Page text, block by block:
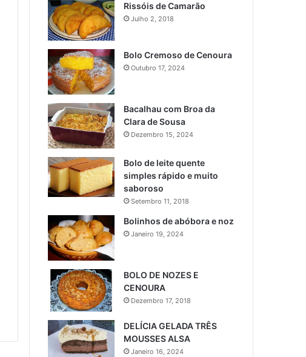
Rissóis de Camarão
Julho 2, 2018
Bolo Cremoso de Cenoura
Outubro 17, 2024
Bacalhau com Broa da
Clara de Sousa
Dezembro 15, 2024
Bolo de leite quente
simples rápido e muito
saboroso
Setembro 11, 2018
Bolinhos de abóbora e noz
Janeiro 19, 2024
BOLO DE NOZES E
CENOURA
Dezembro 17, 2018
DELÍCIA GELADA TRÊS
MOUSSES ALSA
Janeiro 16, 2024